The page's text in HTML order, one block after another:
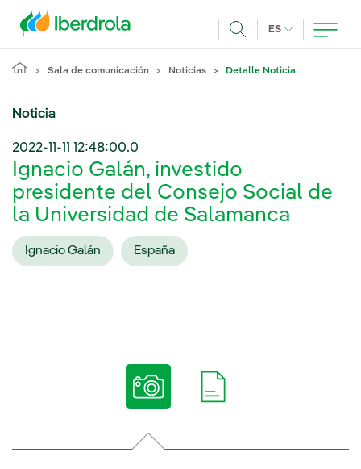
ES IDIOMA
Sala de comunicación Noticias Detalle Noticia
Noticia
2022-11-11 12:48:00.0
Ignacio Galán, investido
presidente del Consejo Social de
la Universidad de Salamanca
Ignacio Galán España